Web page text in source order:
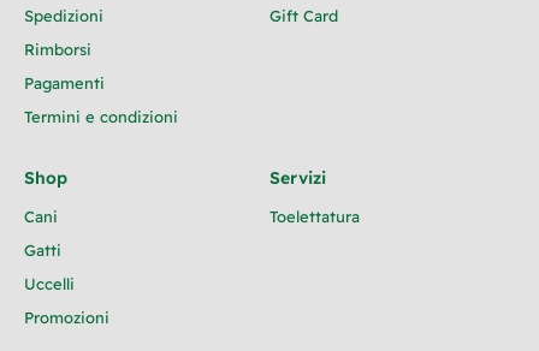
Spedizioni
Rimborsi
Pagamenti
Termini e condizioni
Gift Card
Shop
Cani
Gatti
Uccelli
Promozioni
Servizi
Toelettatura